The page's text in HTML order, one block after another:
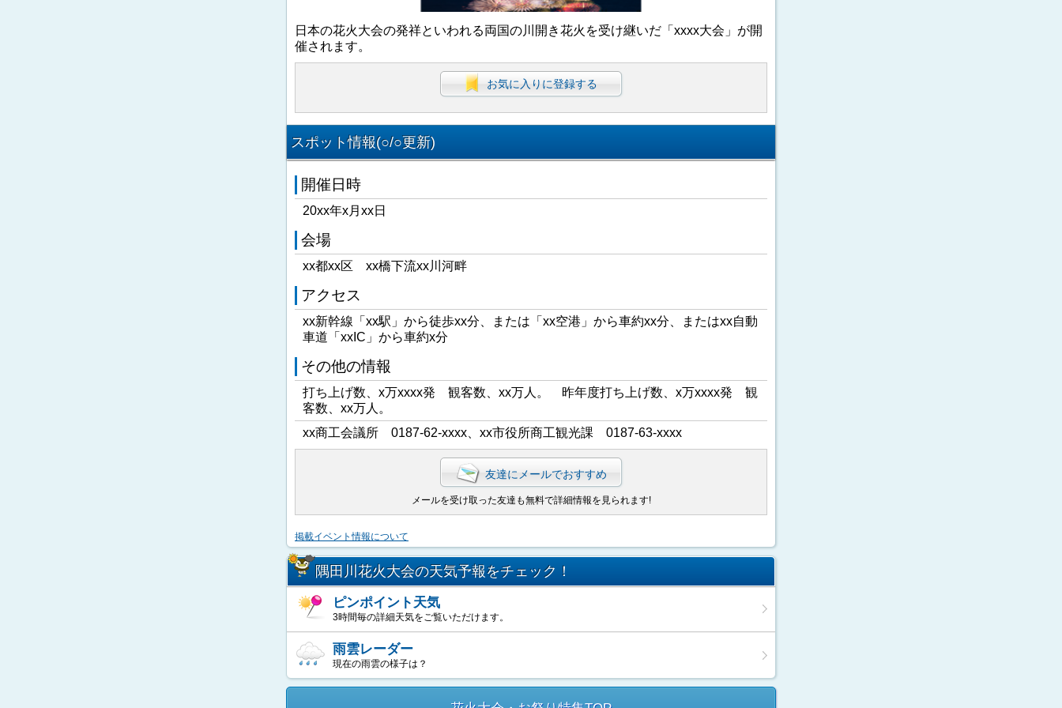
日本の花火大会の発祥といわれる両国の川開き花火を受け継いだ「xxxx大会」が開
催されます。
お気に入りに登録する
スポット情報(○/○更新)
開催日時
20xx年x月xx日
会場
xx都xx区 xx橋下流xx川河畔
アクセス
xx新幹線「xx駅」から徒歩xx分、または「xx空港」から車約xx分、またはxx自動
車道「xxIC」から車約x分
その他の情報
打ち上げ数、x万xxxx発 観客数、xx万人。 昨年度打ち上げ数、x万xxxx発 観
客数、xx万人。
xx商工会議所 0187-62-xxxx、xx市役所商工観光課 0187-63-xxxx
友達にメールでおすすめ
メールを受け取った友達も無料で詳細情報を見られます!
掲載イベント情報について
隅田川花火大会の天気予報をチェック！
ピンポイント天気
3時間毎の詳細天気をご覧いただけます。
雨雲レーダー
現在の雨雲の様子は？